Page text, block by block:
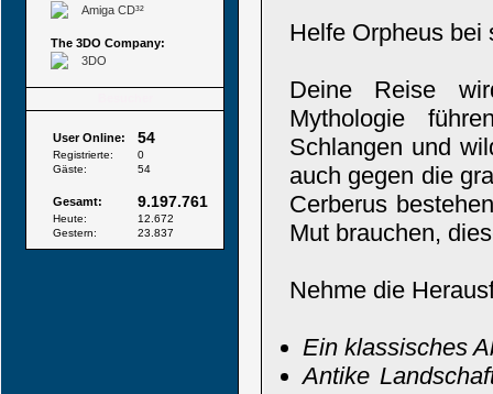
Amiga CD³²
The 3DO Company:
3DO
User Online: 54
Registrierte:
0
Gäste:
54
Gesamt: 9.197.761
Heute:
12.672
Gestern:
23.837
Helfe Orpheus bei
Deine Reise
Mythologie
Schlangen und
auch gegen die
Cerberus
Mut brauchen,
Nehme die
Ein klassisches
Antike